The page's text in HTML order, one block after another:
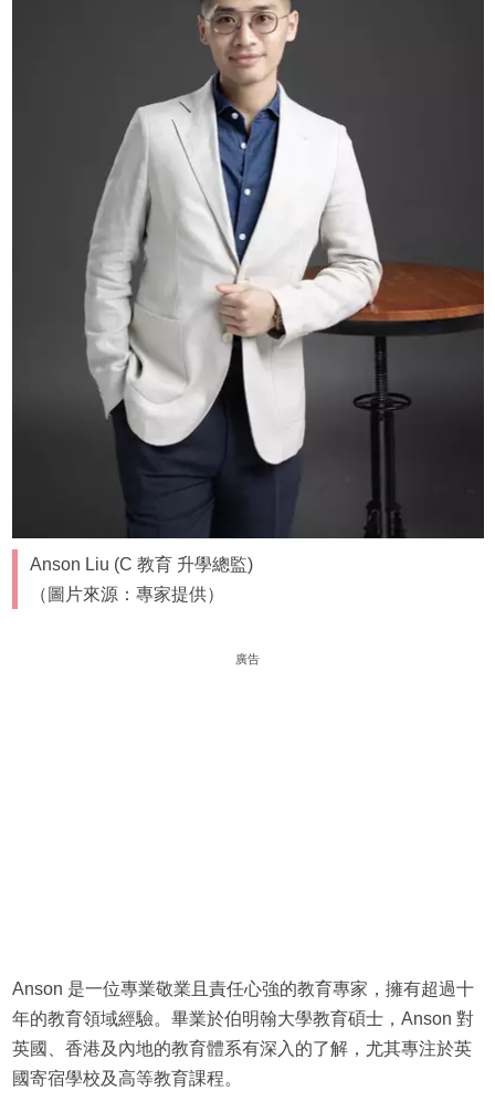
Anson Liu (C 教育 升學總監)
（圖片來源：專家提供）
廣告
Anson 是一位專業敬業且責任心強的教育專家，擁有超過十
年的教育領域經驗。畢業於伯明翰大學教育碩士，Anson 對
英國、香港及內地的教育體系有深入的了解，尤其專注於英
國寄宿學校及高等教育課程。